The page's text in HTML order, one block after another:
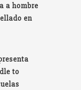
a hombre
en
to